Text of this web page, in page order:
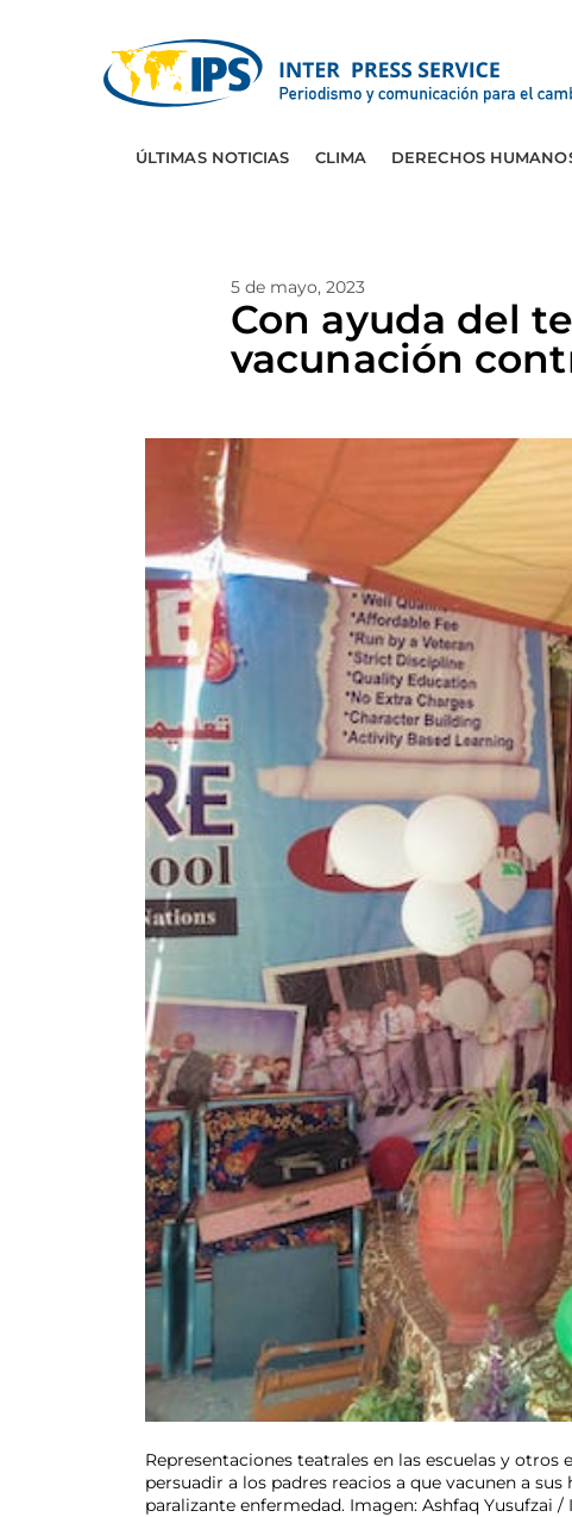
ÚLTIMAS NOTICIAS CLIMA DERECHOS
5 de mayo, 2023
Con ayuda del
vacunación
Representaciones teatrales en las escuelas y
persuadir a los padres reacios a que vacunen a
paralizante enfermedad. Imagen: Ashfaq Yusufzai /